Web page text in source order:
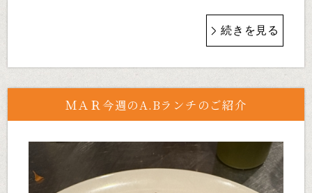
続きを見る
ＭＡＲ今週のA.Bランチのご紹介